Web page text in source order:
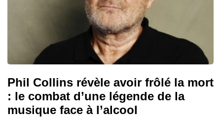
Phil Collins révèle avoir frôlé la mort
: le combat d’une légende de la
musique face à l’alcool